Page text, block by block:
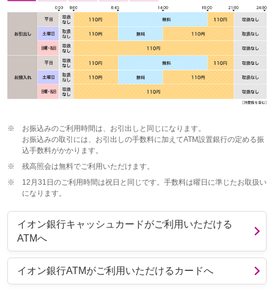
※
お振込みのご利用時間は、お引出しと同じになります。
お振込みの取引には、お引出しの手数料に加えてATM設置銀行の定める振
込手数料がかかります。
※
残高照会は無料でご利用いただけます。
※
12月31日のご利用時間は祝日と同じです。手数料は曜日に準じたお取扱い
になります。
イオン銀行キャッシュカードがご利用いただける
ATMへ
イオン銀行ATMがご利用いただけるカードへ